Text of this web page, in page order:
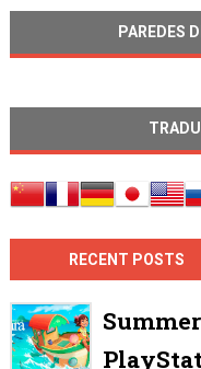
PAREDES
RECENT POSTS